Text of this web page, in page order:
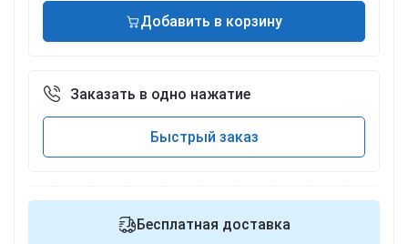
Добавить в корзину
Заказать в одно нажатие
Быстрый заказ
Бесплатная доставка